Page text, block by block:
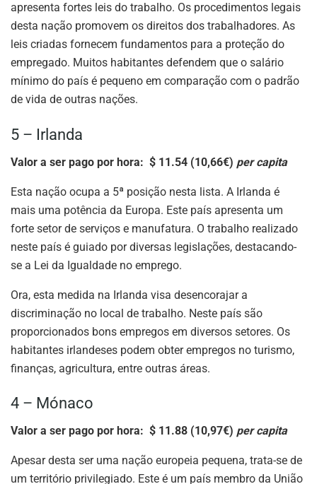
apresenta fortes leis do trabalho. Os procedimentos legais
desta nação promovem os direitos dos trabalhadores. As
leis criadas fornecem fundamentos para a proteção do
empregado. Muitos habitantes defendem que o salário
mínimo do país é pequeno em comparação com o padrão
de vida de outras nações.
5 – Irlanda
Valor a ser pago por hora: $ 11.54 (10,66€) per capita
Esta nação ocupa a 5ª posição nesta lista. A Irlanda é
mais uma potência da Europa. Este país apresenta um
forte setor de serviços e manufatura. O trabalho realizado
neste país é guiado por diversas legislações, destacando-
se a Lei da Igualdade no emprego.
Ora, esta medida na Irlanda visa desencorajar a
discriminação no local de trabalho. Neste país são
proporcionados bons empregos em diversos setores. Os
habitantes irlandeses podem obter empregos no turismo,
finanças, agricultura, entre outras áreas.
4 – Mónaco
Valor a ser pago por hora: $ 11.88 (10,97€) per capita
Apesar desta ser uma nação europeia pequena, trata-se de
um território privilegiado. Este é um país membro da União